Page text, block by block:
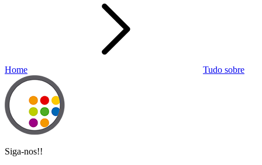
Home Tudo sobre
Siga-nos!!